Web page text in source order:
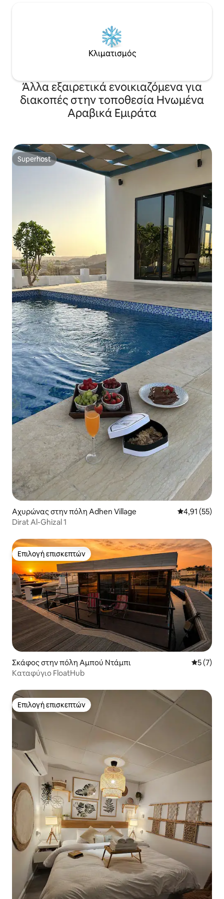
Κλιματισμός
Άλλα εξαιρετικά ενοικιαζόμενα για
διακοπές στην τοποθεσία Ηνωμένα
Αραβικά Εμιράτα
Superhost
Superhost
Αχυρώνας στην πόλη Adhen Village Μέση
4,91 (55)
Dirat Al-Ghizal 1
Επιλογή επισκεπτών
Επιλογή επισκεπτών
Σκάφος στην πόλη Αμπού Ντάμπι Μέση
5 (7)
Καταφύγιο FloatHub
Επιλογή επισκεπτών
Επιλογή επισκεπτών